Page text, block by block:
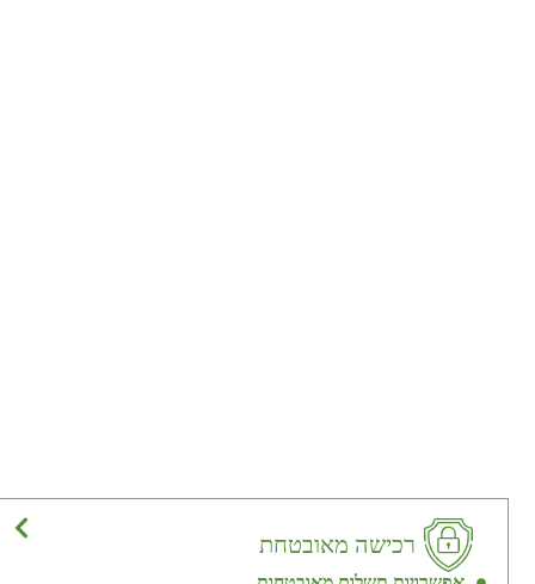
רכישה מאובטחת